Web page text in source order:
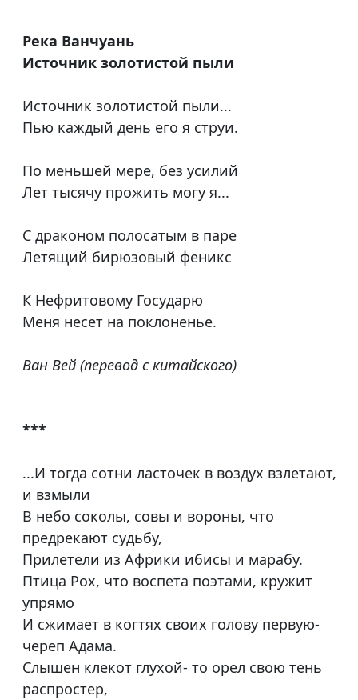
Река Ванчуань
Источник золотистой пыли
Источник золотистой пыли...
Пью каждый день его я струи.
По меньшей мере, без усилий
Лет тысячу прожить могу я...
С драконом полосатым в паре
Летящий бирюзовый феникс
К Нефритовому Государю
Меня несет на поклоненье.
Ван Вей (перевод с китайского)
***
...И тогда сотни ласточек в воздух взлетают,
и взмыли
В небо соколы, совы и вороны, что
предрекают судьбу,
Прилетели из Африки ибисы и марабу.
Птица Рох, что воспета поэтами, кружит
упрямо
И сжимает в когтях своих голову первую-
череп Адама.
Слышен клекот глухой- то орел свою тень
распростер,